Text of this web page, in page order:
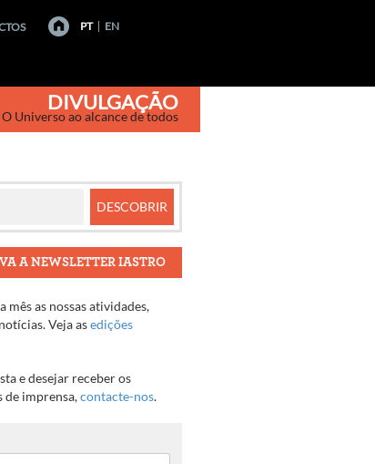
PT EN
DIVULGAÇÃO
O Universo ao alcance de todos
A NEWSLETTER IASTRO
mês as nossas atividades,
Veja asedições
e desejar receber os
de imprensa,contacte-nos.